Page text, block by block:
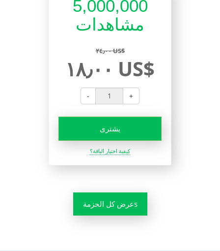
5,000,000
مشاهدات
٢٤٫٠٠ US$
١٨٫٠٠ US$
- +
يشترى
كيفية اختيار الباقة؟
عرض كل الحزمةs